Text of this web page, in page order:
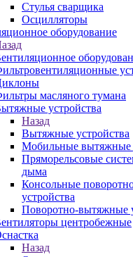
Стулья сварщика
Осцилляторы
оборудование
масляного тумана
устройства
Назад
Вытяжные устройства
Мобильные вытяжные
Пряморельсовые
дыма
Консольные
устройства
Поворотно-вытяжные
центробежные
Назад